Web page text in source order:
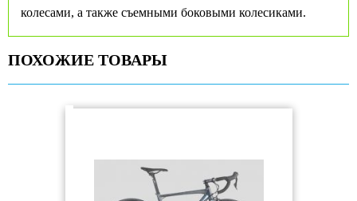
колесами, а также съемными боковыми колесиками.
ПОХОЖИЕ ТОВАРЫ